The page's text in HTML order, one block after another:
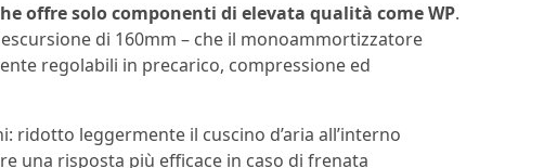
offre solo componenti di elevata qualità come WP.
di 160mm – che il monoammortizzatore
regolabili in precarico, compressione ed
ridotto leggermente il cuscino d’aria all’interno
una risposta più efficace in caso di frenata